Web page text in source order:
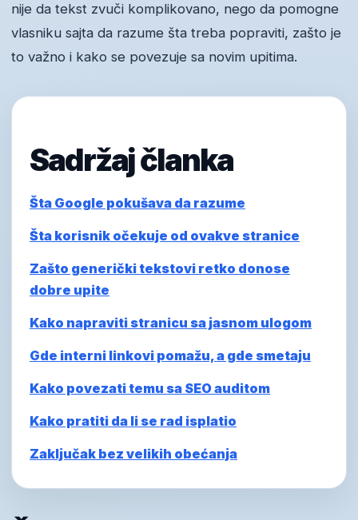
nije da tekst zvuči komplikovano, nego da pomogne
vlasniku sajta da razume šta treba popraviti, zašto je
to važno i kako se povezuje sa novim upitima.
Sadržaj članka
Šta Google pokušava da razume
Šta korisnik očekuje od ovakve stranice
Zašto generički tekstovi retko donose
dobre upite
Kako napraviti stranicu sa jasnom ulogom
Gde interni linkovi pomažu, a gde smetaju
Kako povezati temu sa SEO auditom
Kako pratiti da li se rad isplatio
Zaključak bez velikih obećanja